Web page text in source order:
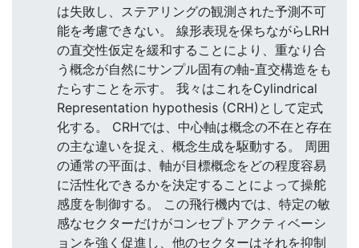
は失敗し、ステアリングの観測された予測不可
能を考慮できない。 線形表現を保ちながらLRH
の直交性仮定を緩和することにより、重なり合
う概念が自然にサンプル固有の軸-直交構造をも
たらすことを示す。 我々はこれをCylindrical
Representation hypothesis (CRH)として定式
化する。 CRHでは、中心軸は概念の不在と存在
の主な違いを捉え、概念生成を駆動する。 周囲
の通常の平面は、軸が目標概念をどの程度容易
に活性化できるかを決定することによって操舵
感度を制御する。 この飛行機内では、特定の敏
感なセクターだけがコンセプトアクティベーシ
ョンを強く促進し、他のセクターはそれを抑制